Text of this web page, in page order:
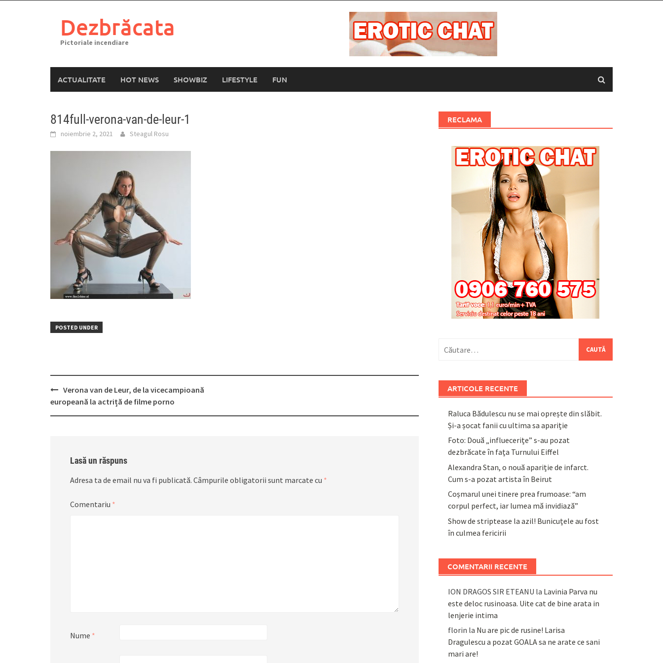
Dezbrăcata
Pictoriale incendiare
ACTUALITATE HOT NEWS SHOWBIZ LIFESTYLE FUN
814full-verona-van-de-leur-1
noiembrie 2, 2021 Steagul Rosu
POSTED UNDER
Post
navigation
Verona van de Leur, de la vicecampioană
europeană la actriță de filme porno
Lasă un răspuns
Adresa ta de email nu va fi publicată. Câmpurile obligatorii sunt marcate cu *
Comentariu *
Nume *
RECLAMA
după:
ARTICOLE RECENTE
Raluca Bădulescu nu se mai oprește din slăbit.
Și-a șocat fanii cu ultima sa apariție
Foto: Două „influecerițe” s-au pozat
dezbrăcate în fața Turnului Eiffel
Alexandra Stan, o nouă apariție de infarct.
Cum s-a pozat artista în Beirut
Coșmarul unei tinere prea frumoase: “am
corpul perfect, iar lumea mă invidiază”
Show de striptease la azil! Bunicuțele au fost
în culmea fericirii
COMENTARII RECENTE
ION DRAGOS SIR ETEANU la Lavinia Parva nu
este deloc rusinoasa. Uite cat de bine arata in
lenjerie intima
florin la Nu are pic de rusine! Larisa
Dragulescu a pozat GOALA sa ne arate ce sani
mari are!